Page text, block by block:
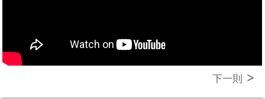
下一則